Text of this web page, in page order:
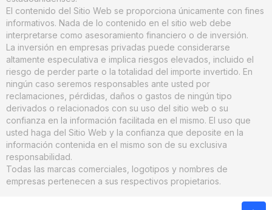
El contenido del Sitio Web se proporciona únicamente con fines
informativos. Nada de lo contenido en el sitio web debe
interpretarse como asesoramiento financiero o de inversión.
La inversión en empresas privadas puede considerarse
altamente especulativa e implica riesgos elevados, incluido el
riesgo de perder parte o la totalidad del importe invertido. En
ningún caso seremos responsables ante usted por
reclamaciones, pérdidas, daños o gastos de ningún tipo
derivados o relacionados con su uso del sitio web o su
confianza en la información facilitada en el mismo. El uso que
usted haga del Sitio Web y la confianza que deposite en la
información contenida en el mismo son de su exclusiva
responsabilidad.
Todas las marcas comerciales, logotipos y nombres de
empresas pertenecen a sus respectivos propietarios.